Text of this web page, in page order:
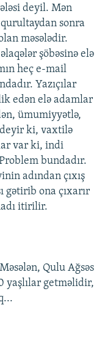
deyil. Mən
sonra
məsələdir.
şöbəsinə elə
heç e-mail
Yazıçılar
edən elə adamlar
ümumiyyətlə,
ki, vaxtilə
var ki, indi
bundadır.
adından çıxış
gətirib ona çıxarır
itirilir.
Qulu Ağsəs
yaşlılar getməlidir,